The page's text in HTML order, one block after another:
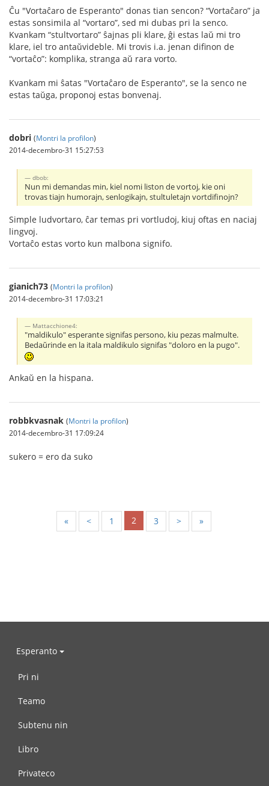
Ĉu "Vortaĉaro de Esperanto" donas tian sencon? “Vortaĉaro” ja
estas sonsimila al “vortaro”, sed mi dubas pri la senco.
Kvankam “stultvortaro” ŝajnas pli klare, ĝi estas laŭ mi tro
klare, iel tro antaŭvideble. Mi trovis i.a. jenan difinon de
“vortaĉo”: komplika, stranga aŭ rara vorto.
Kvankam mi ŝatas "Vortaĉaro de Esperanto", se la senco ne
estas taŭga, proponoj estas bonvenaj.
dobri (Montri la profilon)
2014-decembro-31 15:27:53
dbob:
Nun mi demandas min, kiel nomi liston de vortoj, kie oni
trovas tiajn humorajn, senlogikajn, stultuletajn vortdifinojn?
Simple ludvortaro, ĉar temas pri vortludoj, kiuj oftas en naciaj
lingvoj.
Vortaĉo estas vorto kun malbona signifo.
gianich73 (Montri la profilon)
2014-decembro-31 17:03:21
Mattacchione4:
"maldikulo" esperante signifas persono, kiu pezas malmulte.
Bedaŭrinde en la itala maldikulo signifas "doloro en la pugo".
Ankaŭ en la hispana.
robbkvasnak (Montri la profilon)
2014-decembro-31 17:09:24
sukero = ero da suko
« < 1 2 3 > »
Esperanto
Pri ni
Teamo
Subtenu nin
Libro
Privateco